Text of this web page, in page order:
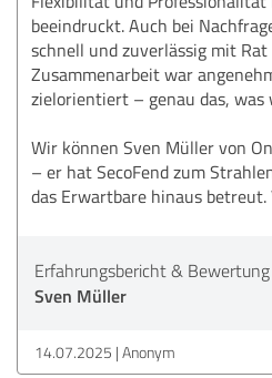
beeindruckt. Auch bei
schnell und zuverlässig mit
Zusammenarbeit war
zielorientiert – genau das,
Wir können Sven Müller von
– er hat SecoFend zum
das Erwartbare hinaus betreut.
Erfahrungsbericht & Bewertung
Sven Müller
14.07.2025 Anonym